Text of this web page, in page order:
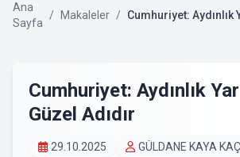
Ana
Sayfa
/ Makaleler / Cumhuriyet: Aydınlık
Cumhuriyet: Aydınlık
Güzel Adıdır
29.10.2025 GÜLDANE KAYA